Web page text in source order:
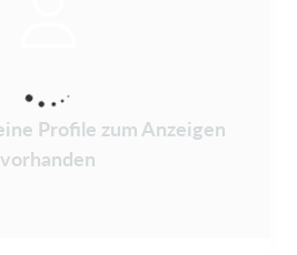
Profile zum Anzeigen
vorhanden